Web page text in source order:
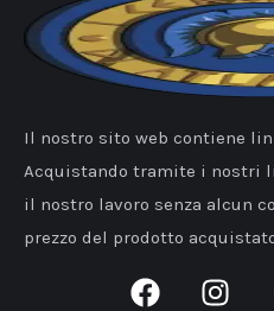
Il nostro sito web contiene
Acquistando tramite i nostri
il nostro lavoro senza alcun
prezzo del prodotto